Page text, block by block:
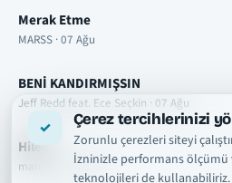
Çerez tercihlerinizi
Zorunlu çerezleri siteyi
İzninizle performans
teknolojileri de
Merak Etme
MARSS · 07 Ağu
BENİ KANDIRMIŞSIN
Jeff Redd feat. Ece Seçkin · 07 Ağu
Hileli
manifest · 07 Ağu